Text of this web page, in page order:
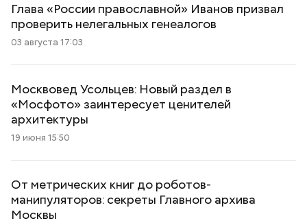
Глава «России православной» Иванов призвал
проверить нелегальных генеалогов
03 августа 17:03
Москвовед Усольцев: Новый раздел в
«Мосфото» заинтересует ценителей
архитектуры
19 июня 15:50
От метрических книг до роботов-
манипуляторов: секреты Главного архива
Москвы